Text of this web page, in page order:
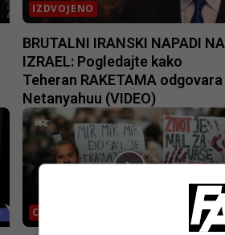
IZDVOJENO
BRUTALNI IRANSKI NAPADI NA
IZRAEL: Pogledajte kako
Teheran RAKETAMA odgovara
Netanyahuu (VIDEO)
CD